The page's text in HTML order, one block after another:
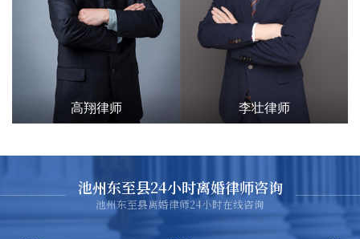
高翔律师 李壮律师
池州东至县24小时离婚律师咨询
池州东至县离婚律师24小时在线咨询